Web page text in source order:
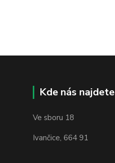
Kde nás najdete
Ve sboru 18
Ivančice, 664 91